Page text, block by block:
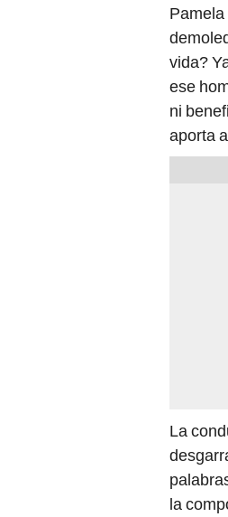
Pamela
vida?
ese
ni
aporta
La
la